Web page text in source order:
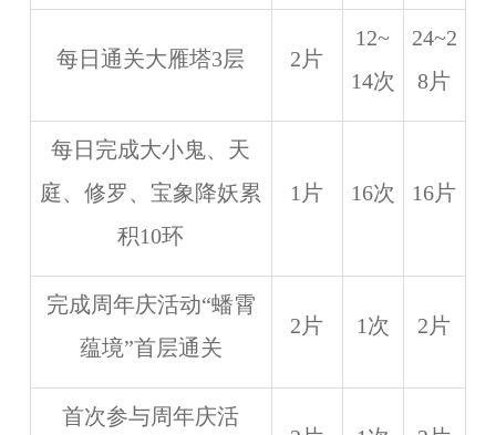
每日通关大雁塔3层 2片
12~
14次
24~2
8片
每日完成大小鬼、天
庭、修罗、宝象降妖累
积10环
1片 16次 16片
完成周年庆活动“蟠霄
蕴境”首层通关
2片 1次 2片
首次参与周年庆活